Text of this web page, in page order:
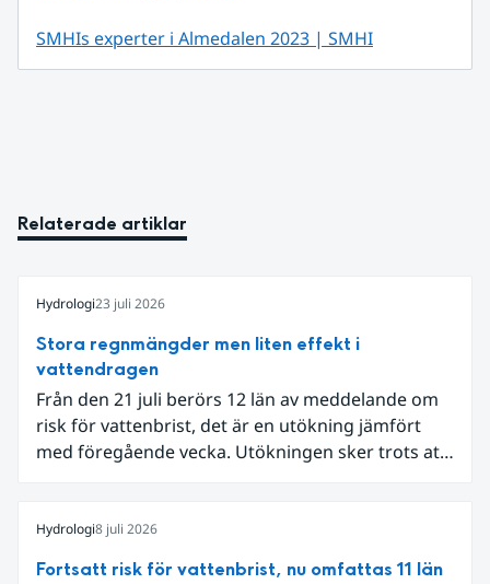
SMHIs experter i Almedalen 2023 | SMHI
Relaterade artiklar
Hydrologi23 juli 2026
Stora regnmängder men liten effekt i
vattendragen
Från den 21 juli berörs 12 län av meddelande om
risk för vattenbrist, det är en utökning jämfört
med föregående vecka. Utökningen sker trots att
och att det på en del håll då kom rikliga
nederbördsmängder.
Hydrologi8 juli 2026
Fortsatt risk för vattenbrist, nu omfattas 11 län